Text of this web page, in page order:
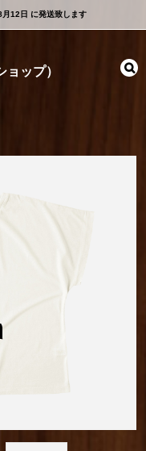
12日 に発送致します
ップ）